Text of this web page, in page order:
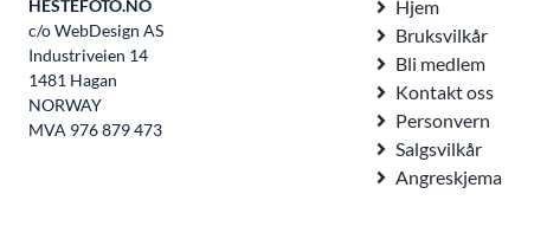
HESTEFOTO.NO
c/o WebDesign AS
Industriveien 14
1481 Hagan
NORWAY
MVA 976 879 473
Hjem
Bruksvilkår
Bli medlem
Kontakt oss
Personvern
Salgsvilkår
Angreskjema